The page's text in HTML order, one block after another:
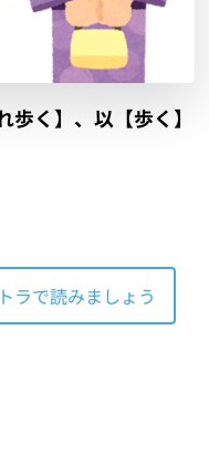
く】、以【歩く】
ラで読みましょう